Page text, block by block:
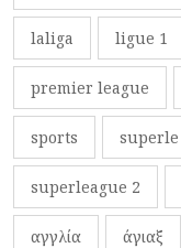
laliga ligue 1
premier league
sports superle
superleague 2
αγγλία άγιαξ